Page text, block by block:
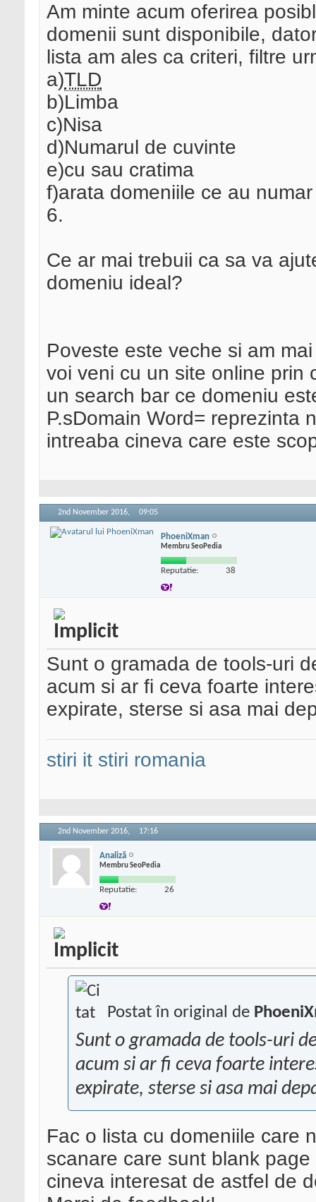
Am minte acum oferirea
domenii sunt disponibile,
lista am ales ca criteri, filtre
a)TLD
b)Limba
c)Nisa
d)Numarul de cuvinte
e)cu sau cratima
f)arata domeniile ce au
6.
Ce ar mai trebuii ca sa va
domeniu ideal?
Poveste este veche si am
voi veni cu un site online prin
un search bar ce domeniu
P.sDomain Word= reprezinta
intreaba cineva care este
2nd November 2016, 09:05
PhoeniXman
Membru SeoPedia
Reputatie: 38
Sunt o gramada de tools-uri
acum si ar fi ceva foarte
expirate, sterse si asa mai
stiri it stiri romania
2nd November 2016, 17:16
Analiză
Membru SeoPedia
Reputatie: 26
Postat în original de
Sunt o gramada de tools-uri
acum si ar fi ceva foarte
expirate, sterse si asa mai
Fac o lista cu domeniile care
scanare care sunt blank
cineva interesat de astfel de